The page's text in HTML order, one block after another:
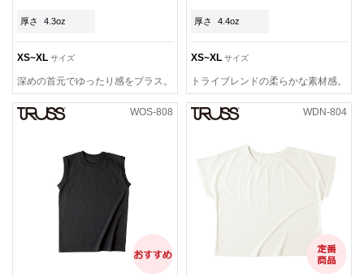
厚さ 4.3oz
XS~XL サイズ
深めの首元でゆったり感をプラス。
厚さ 4.4oz
XS~XL サイズ
トライブレンドの柔らかな素材感。
WOS-808 WDN-804